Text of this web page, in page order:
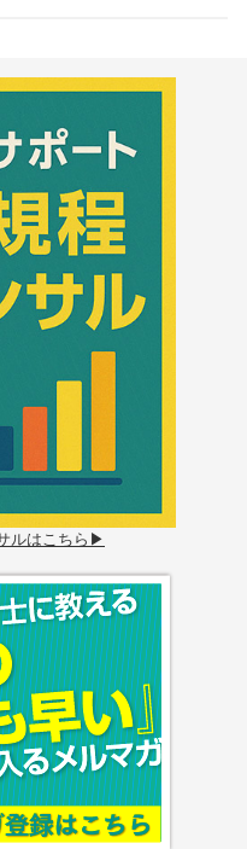
ルはこちら▶